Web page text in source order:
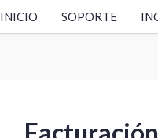
INICIO SOPORTE